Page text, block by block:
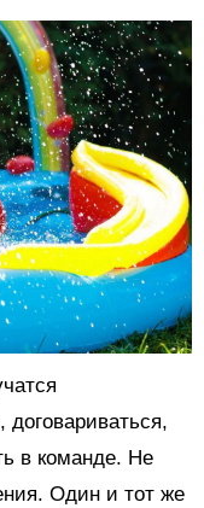
договариваться,
в команде. Не
Один и тот же